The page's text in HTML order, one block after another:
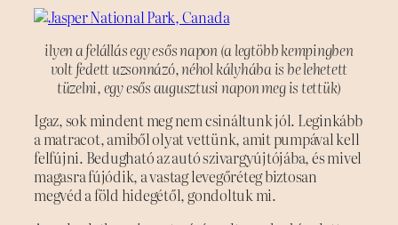
ilyen a felállás egy esős napon (a legtöbb kempingben
volt fedett uzsonnázó, néhol kályhába is be lehetett
tüzelni, egy esős augusztusi napon meg is tettük)
Igaz, sok mindent meg nem csináltunk jól. Leginkább
a matracot, amiből olyat vettünk, amit pumpával kell
felfújni. Bedugható az autó szivargyújtójába, és mivel
magasra fújódik, a vastag levegőréteg biztosan
megvéd a föld hidegétől, gondoltuk mi.